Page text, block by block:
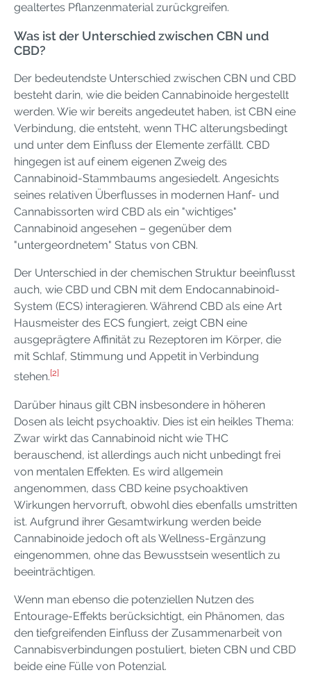
gealtertes Pflanzenmaterial zurückgreifen.
Was ist der Unterschied zwischen CBN und
CBD?
Der bedeutendste Unterschied zwischen CBN und CBD
besteht darin, wie die beiden Cannabinoide hergestellt
werden. Wie wir bereits angedeutet haben, ist CBN eine
Verbindung, die entsteht, wenn THC alterungsbedingt
und unter dem Einfluss der Elemente zerfällt. CBD
hingegen ist auf einem eigenen Zweig des
Cannabinoid-Stammbaums angesiedelt. Angesichts
seines relativen Überflusses in modernen Hanf- und
Cannabissorten wird CBD als ein "wichtiges"
Cannabinoid angesehen – gegenüber dem
"untergeordnetem" Status von CBN.
Der Unterschied in der chemischen Struktur beeinflusst
auch, wie CBD und CBN mit dem Endocannabinoid-
System (ECS) interagieren. Während CBD als eine Art
Hausmeister des ECS fungiert, zeigt CBN eine
ausgeprägtere Affinität zu Rezeptoren im Körper, die
mit Schlaf, Stimmung und Appetit in Verbindung
stehen.[2]
Darüber hinaus gilt CBN insbesondere in höheren
Dosen als leicht psychoaktiv. Dies ist ein heikles Thema:
Zwar wirkt das Cannabinoid nicht wie THC
berauschend, ist allerdings auch nicht unbedingt frei
von mentalen Effekten. Es wird allgemein
angenommen, dass CBD keine psychoaktiven
Wirkungen hervorruft, obwohl dies ebenfalls umstritten
ist. Aufgrund ihrer Gesamtwirkung werden beide
Cannabinoide jedoch oft als Wellness-Ergänzung
eingenommen, ohne das Bewusstsein wesentlich zu
beeinträchtigen.
Wenn man ebenso die potenziellen Nutzen des
Entourage-Effekts berücksichtigt, ein Phänomen, das
den tiefgreifenden Einfluss der Zusammenarbeit von
Cannabisverbindungen postuliert, bieten CBN und CBD
beide eine Fülle von Potenzial.